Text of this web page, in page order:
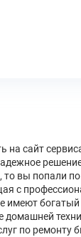
на сайт
то вы попали
с
имеют
домашней
по ремонту